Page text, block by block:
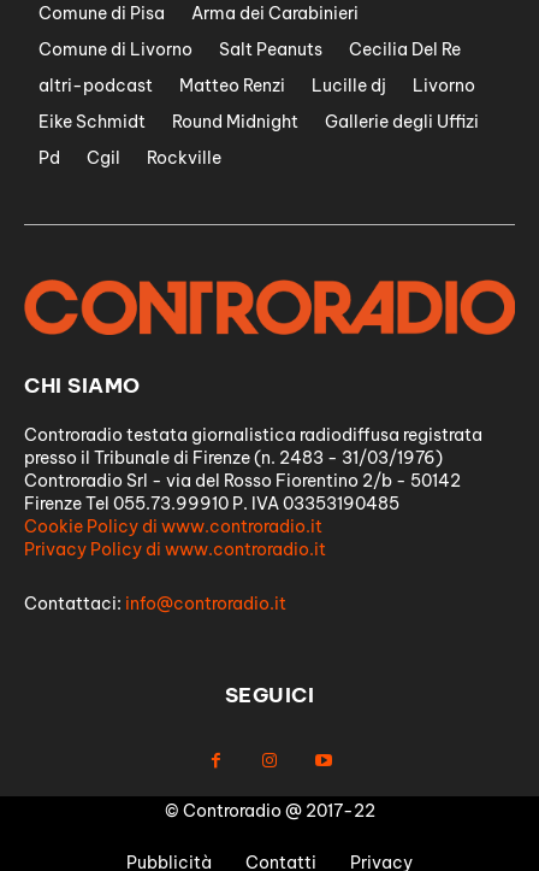
Comune di Pisa
Arma dei Carabinieri
Comune di Livorno
Salt Peanuts
Cecilia Del Re
altri-podcast
Matteo Renzi Lucille dj
Livorno
Eike Schmidt
Round Midnight
Gallerie degli Uffizi
Pd
Cgil Rockville
CHI SIAMO
Controradio testata giornalistica radiodiffusa registrata
presso il Tribunale di Firenze (n. 2483 - 31/03/1976)
Controradio Srl - via del Rosso Fiorentino 2/b - 50142
Firenze Tel 055.73.99910 P. IVA 03353190485
Cookie Policy di www.controradio.it
Privacy Policy di www.controradio.it
Contattaci: info@controradio.it
SEGUICI
© Controradio @ 2017-22
Pubblicità Contatti Privacy